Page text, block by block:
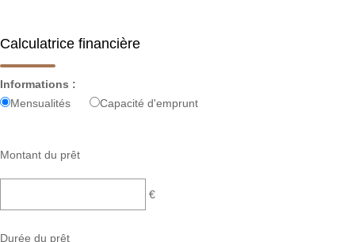
Calculatrice financière
Informations :
Mensualités
Capacité d'emprunt
Montant du prêt
€
Durée du prêt